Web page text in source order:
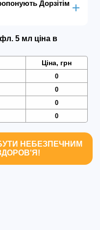
Дорзітім
фл. 5 мл ціна в
Ціна, грн
0
0
0
0
НЕБЕЗПЕЧНИМ